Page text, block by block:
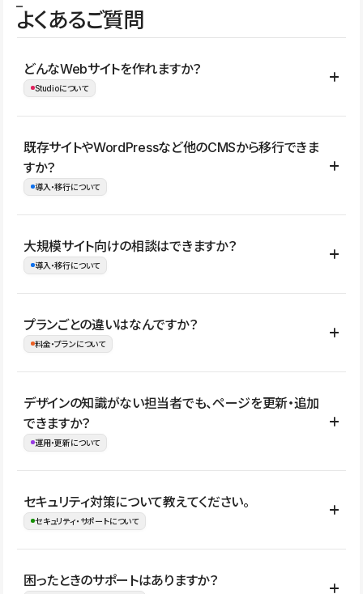
よくあるご質問
どんなWebサイトを作れますか？
Studioについて
コーポレートサイト、サービスサイト、LP、採用サイト、ブロ
グ・メディア、イベントサイト、店舗・商品紹介サイト、ポートフ
ォリオなど幅広く制作できます。
既存サイトやWordPressなど他のCMSから移行できま
すか？
導入・移行について
はい。既存サイトの構成やコンテンツ、URLを整理したうえで、
Studio上に再構築する形で移行できます。 WordPressの場合は、
イト全体のデザインや設定がそのまま移行されるわけではないた
め、移行後にページ構成やデザイン、CMS設計、URL・リダイレク
大規模サイト向けの相談はできますか？
導入・移行について
はい。アクセス規模が大きいサイトや、複数部門での運用、権限管
理、セキュリティ確認、既存システムとの連携など、個別の要件が
ない段階でも、お問い合わせください。
お問合せはこちら
プランごとの違いはなんですか？
料金・プランについて
公開ページ数、バージョン履歴の期間、CMS利用数の上限、権限
管理の有無などがプランごとに異なります。詳しくは料金プランペ
ージをご覧ください。
デザインの知識がない担当者でも、ページを更新・追加
できますか？
運用・更新について
はい。CMSやコンポーネントを活用して更新範囲を設計しておく
ことで、デザインを崩しにくい状態で運用できます。 さらにコン
ながらレイアウトに影響を与えずに更新作業を進めやすくなりま
セキュリティ対策について教えてください。
セキュリティ・サポートについて
Studioでは、公開サイトやサービスを安全に利用できるよう、通信
困ったときのサポートはありますか？